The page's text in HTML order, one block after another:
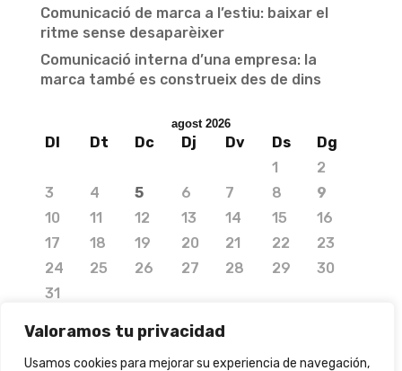
Valoramos tu privacidad
Usamos cookies para mejorar su experiencia de navegación,
Comunicació de marca a l’estiu: baixar el
ritme sense desaparèixer
Comunicació interna d’una empresa: la
marca també es construeix des de dins
agost 2026
Dl Dt Dc Dj Dv Ds
Dg
1
2
3
4 5 6 7 8
9
10
11 12 13 14 15
16
17
18 19 20 21 22
23
24
25 26 27 28 29
30
31